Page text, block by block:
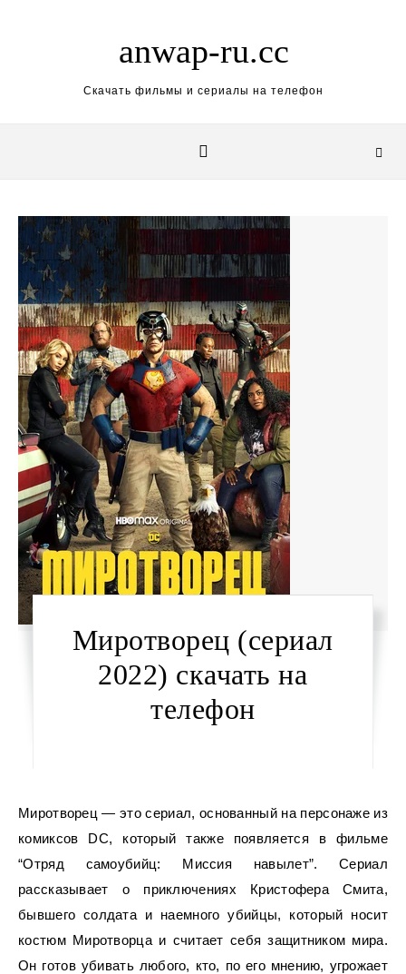
anwap-ru.cc
Скачать фильмы и сериалы на телефон
Миротворец (сериал
2022) скачать на
телефон
Миротворец — это сериал, основанный на персонаже из
комиксов DC, который также появляется в фильме
“Отряд самоубийц: Миссия навылет”. Сериал
рассказывает о приключениях Кристофера Смита,
бывшего солдата и наемного убийцы, который носит
костюм Миротворца и считает себя защитником мира.
Он готов убивать любого, кто, по его мнению, угрожает